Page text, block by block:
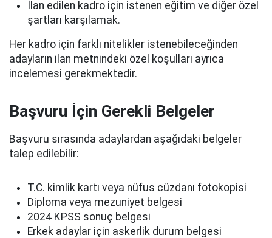
İlan edilen kadro için istenen eğitim ve diğer özel
şartları karşılamak.
Her kadro için farklı nitelikler istenebileceğinden
adayların ilan metnindeki özel koşulları ayrıca
incelemesi gerekmektedir.
Başvuru İçin Gerekli Belgeler
Başvuru sırasında adaylardan aşağıdaki belgeler
talep edilebilir:
T.C. kimlik kartı veya nüfus cüzdanı fotokopisi
Diploma veya mezuniyet belgesi
2024 KPSS sonuç belgesi
Erkek adaylar için askerlik durum belgesi